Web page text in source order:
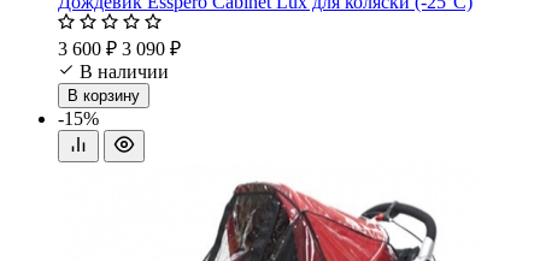
3 600 ₽ 3 090 ₽
В наличии
В корзину
-15%